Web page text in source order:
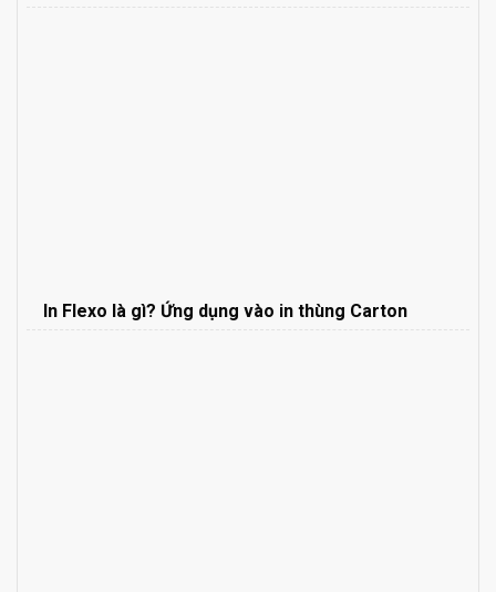
In Flexo là gì? Ứng dụng vào in thùng Carton